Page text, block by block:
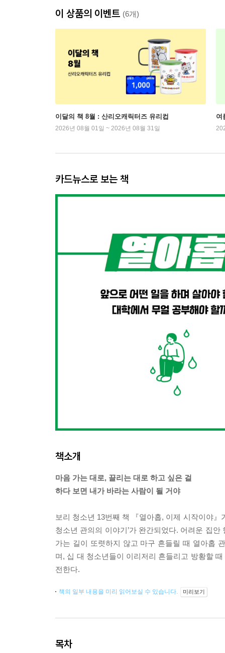
이 상품의 이벤트 (6개)
이달의 책 8월 : 산리오캐릭터즈 유리컵
2026년 08월 01일 ~ 2026년 08월 31일
여
카드뉴스로 보는 책
책소개
마음 가는 대로, 끌리는 대로 하고 싶은 걸
하다 보면 내가 바라는 사람이 될 거야
보리 청소년 13번째 책 『열아홉, 이제 시작이야
청소년 관의의 이야기’가 완간되었다. 어려운 집
가는 길이 또렷하지 않고 마구 흔들릴 때 열아홉
며, 십 대 청소년들이 이리저리 흔들리고 방황할
전한다.
책의 일부 내용을 미리 읽어보실 수 있습니다. 미리보기
목차